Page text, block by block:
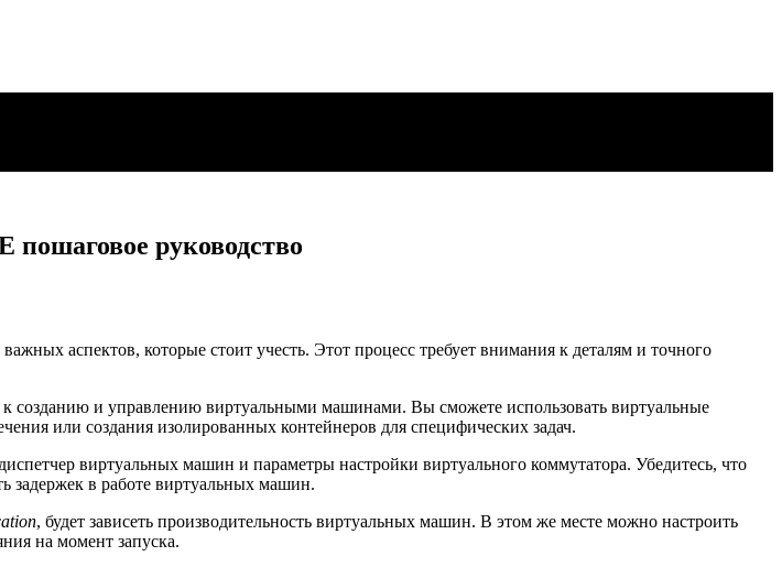
пошаговое руководство
аспектов, которые стоит учесть. Этот процесс требует внимания к деталям и точного
созданию и управлению виртуальными машинами. Вы сможете использовать виртуальные
или создания изолированных контейнеров для специфических задач.
виртуальных машин и параметры настройки виртуального коммутатора. Убедитесь, что
задержек в работе виртуальных машин.
, будет зависеть производительность виртуальных машин. В этом же месте можно настроить
на момент запуска.